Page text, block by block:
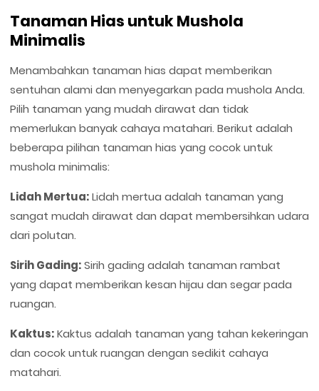
Tanaman Hias untuk Mushola
Minimalis
Menambahkan tanaman hias dapat memberikan
sentuhan alami dan menyegarkan pada mushola Anda.
Pilih tanaman yang mudah dirawat dan tidak
memerlukan banyak cahaya matahari. Berikut adalah
beberapa pilihan tanaman hias yang cocok untuk
mushola minimalis:
Lidah Mertua:Lidah mertua adalah tanaman yang
sangat mudah dirawat dan dapat membersihkan udara
dari polutan.
Sirih Gading:Sirih gading adalah tanaman rambat
yang dapat memberikan kesan hijau dan segar pada
ruangan.
Kaktus:Kaktus adalah tanaman yang tahan kekeringan
dan cocok untuk ruangan dengan sedikit cahaya
matahari.